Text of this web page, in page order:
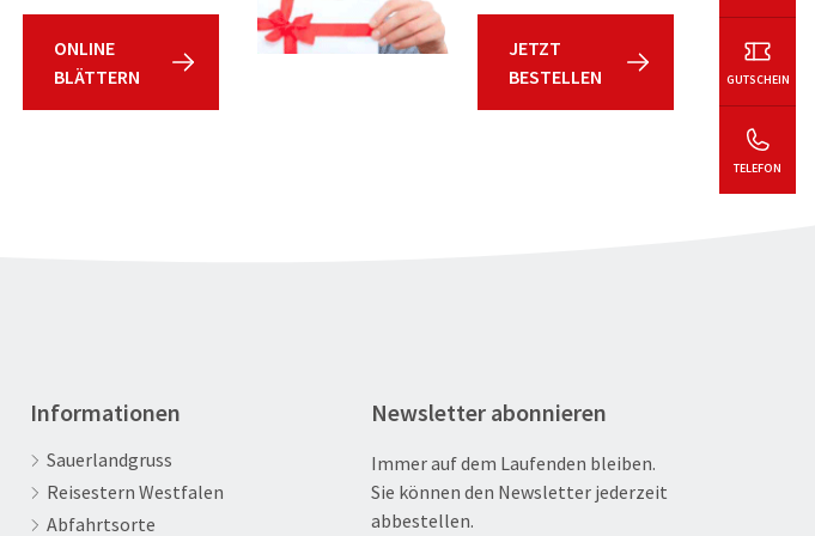
GUTSCHEIN
TELEFON
ONLINE
BLÄTTERN
JETZT
BESTELLEN
Informationen
Sauerlandgruss
Reisestern Westfalen
Abfahrtsorte
Newsletter abonnieren
Immer auf dem Laufenden bleiben.
Sie können den Newsletter jederzeit
abbestellen.